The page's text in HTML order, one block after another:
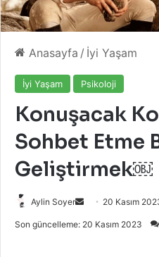
Anasayfa / İyi Yaşam
İyi Yaşam Psikoloji
Konuşacak
Sohbet Etme
Geliştirmek￼
Aylin Soyer
Bir
20 Kasım
Son güncelleme: 20 Kasım 2023